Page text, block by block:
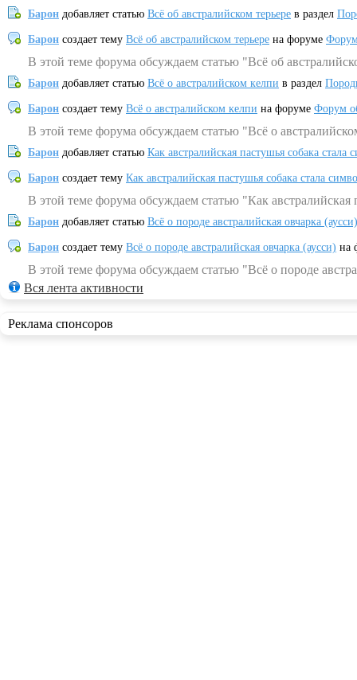
Барон добавляет статью Всё об австралийском терьере в раздел
Барон создает тему Всё об австралийском терьере на форуме
В этой теме форума обсуждаем статью "Всё об
Барон добавляет статью Всё о австралийском келпи в раздел
Барон создает тему Всё о австралийском келпи на форуме Форум
В этой теме форума обсуждаем статью "Всё о
Барон добавляет статью Как австралийская пастушья собака
Барон создает тему Как австралийская пастушья собака стала
В этой теме форума обсуждаем статью "Как
Барон добавляет статью Всё о породе австралийская овчарка (аусси)
Барон создает тему Всё о породе австралийская овчарка (аусси) на
В этой теме форума обсуждаем статью "Всё о породе
Вся лента активности
Реклама спонсоров